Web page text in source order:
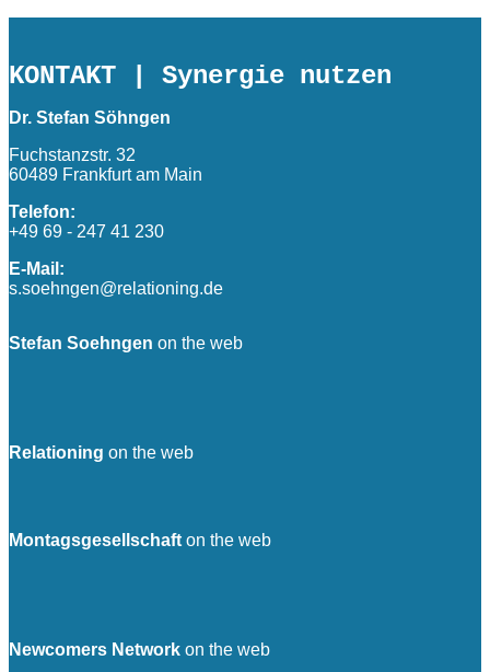
KONTAKT | Synergie nutzen
Dr. Stefan Söhngen
Fuchstanzstr. 32
60489 Frankfurt am Main
Telefon:
+49 69 - 247 41 230
E-Mail:
s.soehngen@relationing.de
Stefan Soehngen on the web
Relationing on the web
Montagsgesellschaft on the web
Newcomers Network on the web